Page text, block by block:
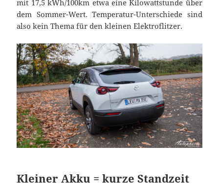
mit 17,5 kWh/100km etwa eine Kilowattstunde über
dem Sommer-Wert. Temperatur-Unterschiede sind
also kein Thema für den kleinen Elektroflitzer.
Kleiner Akku = kurze Standzeit